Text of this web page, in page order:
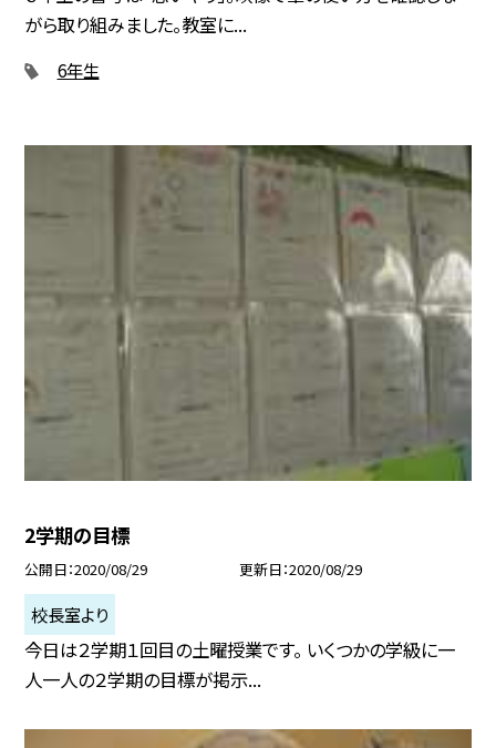
がら取り組みました。教室に...
6年生
2学期の目標
公開日 2020/08/29 更新日 2020/08/29
校長室より
今日は２学期１回目の土曜授業です。 いくつかの学級に一
人一人の２学期の目標が掲示...